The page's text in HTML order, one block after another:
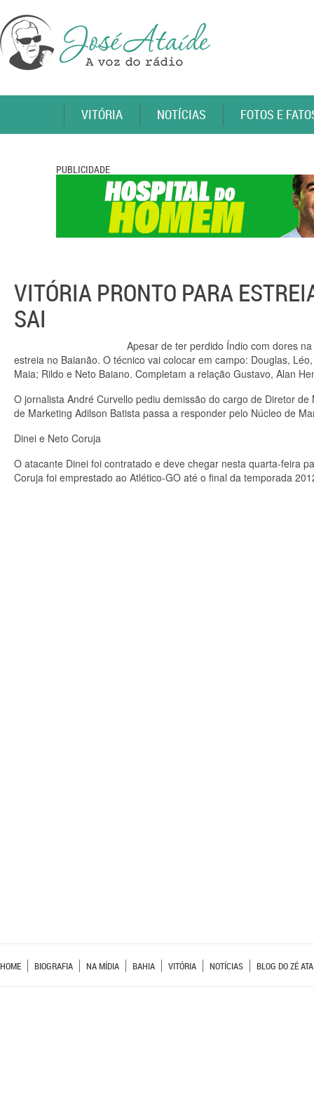
VITÓRIA NOTÍCIAS FOTOS E
PUBLICIDADE
VITÓRIA PRONTO PARA
SAI
Apesar de ter perdido Índio com dores
estreia no Baianão. O técnico vai colocar em campo: Douglas,
Maia; Rildo e Neto Baiano. Completam a relação Gustavo, Alan
O jornalista André Curvello pediu demissão do cargo de Diretor
de Marketing Adilson Batista passa a responder pelo Núcleo de
Dinei e Neto Coruja
O atacante Dinei foi contratado e deve chegar nesta quarta-feira
Coruja foi emprestado ao Atlético-GO até o final da temporada
HOME BIOGRAFIA NA MÍDIA BAHIA VITÓRIA NOTÍCIAS BLOG DO ZÉ